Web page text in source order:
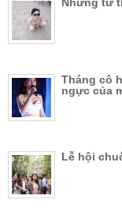
Tháng cô
ngực của
Lễ hội